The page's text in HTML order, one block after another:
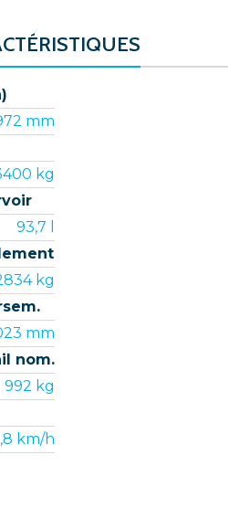
mm
kg
93,7 l
kg
mm
nom.
992 kg
km/h